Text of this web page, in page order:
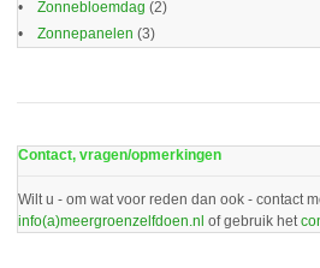
Zonnebloemdag (2)
Zonnepanelen (3)
Contact, vragen/opmerkingen
Wilt u - om wat voor reden dan ook - contact
info(a)meergroenzelfdoen.nl of gebruik het